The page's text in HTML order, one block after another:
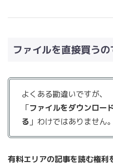
ファイルを直接買う
よくある勘違いですが、
「ファイルをダウンロー
る 」わけではありません。
有料エリアの記事を読む権利